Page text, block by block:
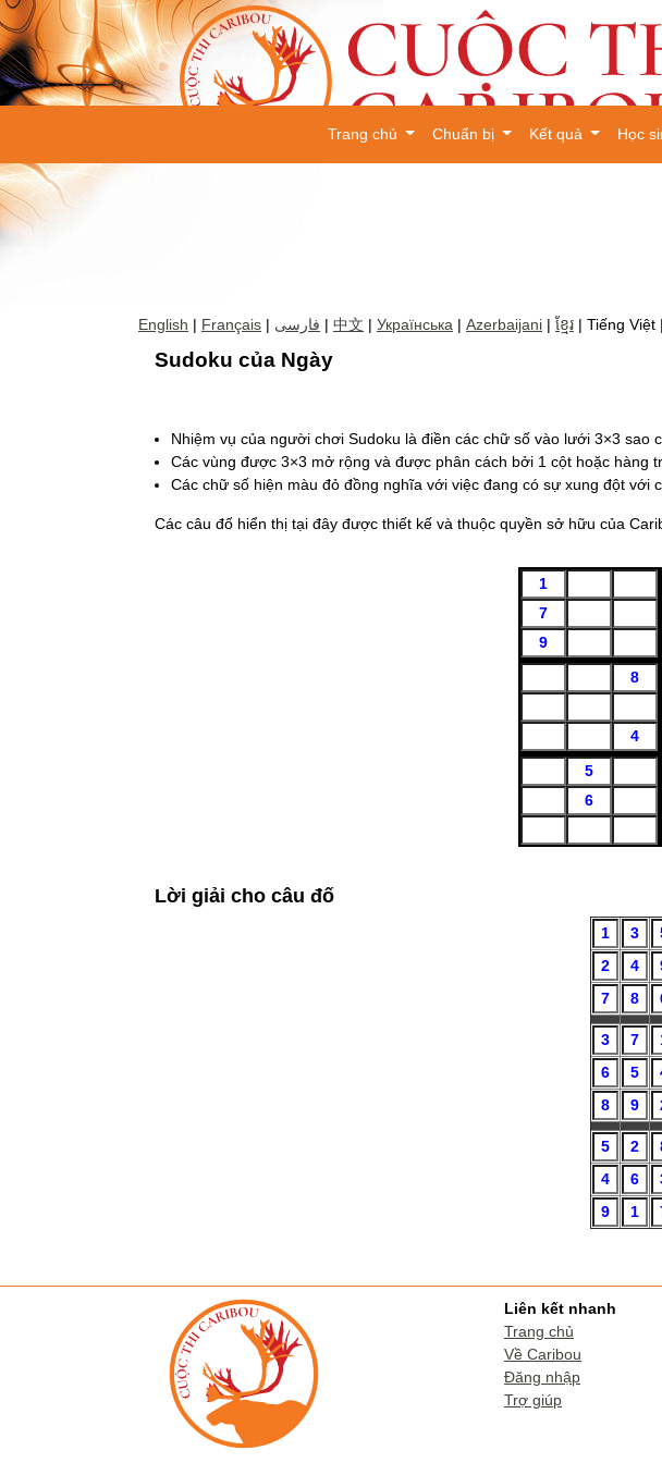
Trang chủ Chuẩn bị Kết quả Học
English | Français | فارسی | 中文 | Українська | Azerbaijani | ខ្មែរ | Tiếng Việt |
Sudoku của Ngày
Nhiệm vụ của người chơi Sudoku là điền các chữ số vào lưới 3×3
Các vùng được 3×3 mở rộng và được phân cách bởi 1 cột hoặc hàng
Các chữ số hiện màu đỏ đồng nghĩa với việc đang có sự xung đột
Các câu đố hiển thị tại đây được thiết kế và thuộc quyền sở hữu của
Lời giải cho câu đố
Liên kết nhanh
Trang chủ
Về Caribou
Đăng nhập
Trợ giúp